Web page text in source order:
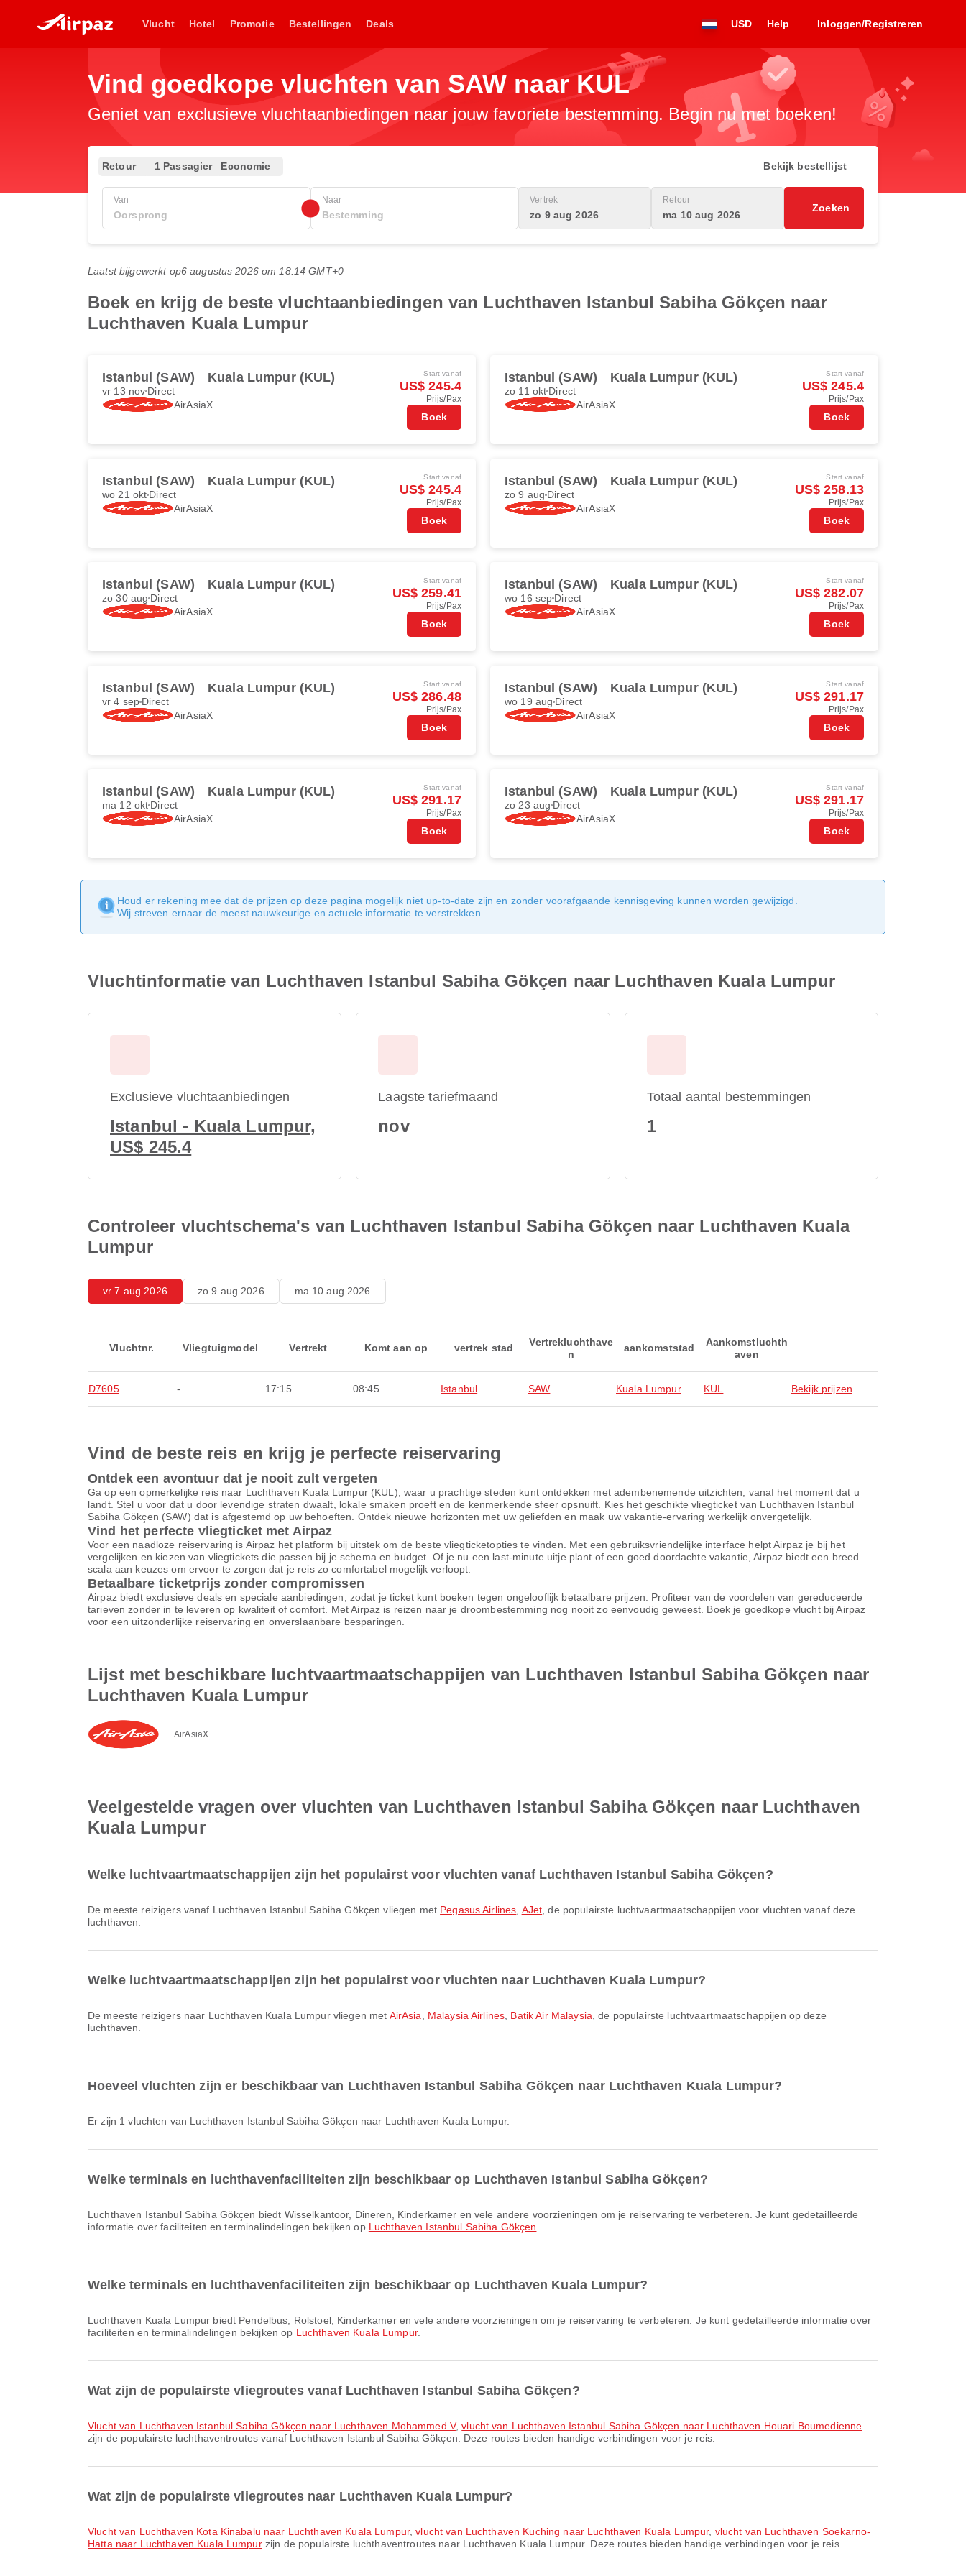
Vlucht Hotel Promotie Bestellingen Deals USD Help Inloggen/Registreren
Vind goedkope vluchten van SAW naar KUL
Geniet van exclusieve vluchtaanbiedingen naar jouw favoriete bestemming. Begin nu met boeken!
Retour 1 Passagier Economie Bekijk bestellijst
Van Naar Vertrek
zo 9 aug 2026
Retour
ma 10 aug 2026
Zoeken
Laatst bijgewerkt op6 augustus 2026 om 18:14 GMT+0
Boek en krijg de beste vluchtaanbiedingen van Luchthaven Istanbul Sabiha Gökçen naar
Luchthaven Kuala Lumpur
Istanbul (SAW) Kuala Lumpur (KUL)
vr 13 nov Direct
AirAsiaX
Start vanaf
US$ 245.4
Prijs/Pax
Boek
Istanbul (SAW) Kuala Lumpur (KUL)
zo 11 okt Direct
AirAsiaX
Start vanaf
US$ 245.4
Prijs/Pax
Boek
Istanbul (SAW) Kuala Lumpur (KUL)
wo 21 okt Direct
AirAsiaX
Start vanaf
US$ 245.4
Prijs/Pax
Boek
Istanbul (SAW) Kuala Lumpur (KUL)
zo 9 aug Direct
AirAsiaX
Start vanaf
US$ 258.13
Prijs/Pax
Boek
Istanbul (SAW) Kuala Lumpur (KUL)
zo 30 aug Direct
AirAsiaX
Start vanaf
US$ 259.41
Prijs/Pax
Boek
Istanbul (SAW) Kuala Lumpur (KUL)
wo 16 sep Direct
AirAsiaX
Start vanaf
US$ 282.07
Prijs/Pax
Boek
Istanbul (SAW) Kuala Lumpur (KUL)
vr 4 sep Direct
AirAsiaX
Start vanaf
US$ 286.48
Prijs/Pax
Boek
Istanbul (SAW) Kuala Lumpur (KUL)
wo 19 aug Direct
AirAsiaX
Start vanaf
US$ 291.17
Prijs/Pax
Boek
Istanbul (SAW) Kuala Lumpur (KUL)
ma 12 okt Direct
AirAsiaX
Start vanaf
US$ 291.17
Prijs/Pax
Boek
Istanbul (SAW) Kuala Lumpur (KUL)
zo 23 aug Direct
AirAsiaX
Start vanaf
US$ 291.17
Prijs/Pax
Boek
Houd er rekening mee dat de prijzen op deze pagina mogelijk niet up-to-date zijn en zonder voorafgaande kennisgeving kunnen worden gewijzigd.
Wij streven ernaar de meest nauwkeurige en actuele informatie te verstrekken.
Vluchtinformatie van Luchthaven Istanbul Sabiha Gökçen naar Luchthaven Kuala Lumpur
Exclusieve vluchtaanbiedingen
Istanbul - Kuala Lumpur,
US$ 245.4
Laagste tariefmaand
nov
Totaal aantal bestemmingen
1
Controleer vluchtschema's van Luchthaven Istanbul Sabiha Gökçen naar Luchthaven Kuala
Lumpur
vr 7 aug 2026 zo 9 aug 2026 ma 10 aug 2026
Vluchtnr. Vliegtuigmodel Vertrekt Komt aan op vertrek stad
Vertrekluchthave
n
aankomststad
Aankomstluchth
aven
D7605 - 17:15 08:45 Istanbul SAW Kuala Lumpur KUL Bekijk prijzen
Vind de beste reis en krijg je perfecte reiservaring
Ontdek een avontuur dat je nooit zult vergeten
Ga op een opmerkelijke reis naar Luchthaven Kuala Lumpur (KUL), waar u prachtige steden kunt ontdekken met adembenemende uitzichten, vanaf het moment dat u
landt. Stel u voor dat u door levendige straten dwaalt, lokale smaken proeft en de kenmerkende sfeer opsnuift. Kies het geschikte vliegticket van Luchthaven Istanbul
Sabiha Gökçen (SAW) dat is afgestemd op uw behoeften. Ontdek nieuwe horizonten met uw geliefden en maak uw vakantie-ervaring werkelijk onvergetelijk.
Vind het perfecte vliegticket met Airpaz
Voor een naadloze reiservaring is Airpaz het platform bij uitstek om de beste vliegticketopties te vinden. Met een gebruiksvriendelijke interface helpt Airpaz je bij het
vergelijken en kiezen van vliegtickets die passen bij je schema en budget. Of je nu een last-minute uitje plant of een goed doordachte vakantie, Airpaz biedt een breed
scala aan keuzes om ervoor te zorgen dat je reis zo comfortabel mogelijk verloopt.
Betaalbare ticketprijs zonder compromissen
Airpaz biedt exclusieve deals en speciale aanbiedingen, zodat je ticket kunt boeken tegen ongelooflijk betaalbare prijzen. Profiteer van de voordelen van gereduceerde
tarieven zonder in te leveren op kwaliteit of comfort. Met Airpaz is reizen naar je droombestemming nog nooit zo eenvoudig geweest. Boek je goedkope vlucht bij Airpaz
voor een uitzonderlijke reiservaring en onverslaanbare besparingen.
Lijst met beschikbare luchtvaartmaatschappijen van Luchthaven Istanbul Sabiha Gökçen naar
Luchthaven Kuala Lumpur
AirAsiaX
Veelgestelde vragen over vluchten van Luchthaven Istanbul Sabiha Gökçen naar Luchthaven
Kuala Lumpur
Welke luchtvaartmaatschappijen zijn het populairst voor vluchten vanaf Luchthaven Istanbul Sabiha Gökçen?
De meeste reizigers vanaf Luchthaven Istanbul Sabiha Gökçen vliegen met Pegasus Airlines AJet , de populairste luchtvaartmaatschappijen voor vluchten vanaf deze
luchthaven.
Welke luchtvaartmaatschappijen zijn het populairst voor vluchten naar Luchthaven Kuala Lumpur?
De meeste reizigers naar Luchthaven Kuala Lumpur vliegen met AirAsia Malaysia Airlines Batik Air Malaysia , de populairste luchtvaartmaatschappijen op deze
luchthaven.
Hoeveel vluchten zijn er beschikbaar van Luchthaven Istanbul Sabiha Gökçen naar Luchthaven Kuala Lumpur?
Er zijn 1 vluchten van Luchthaven Istanbul Sabiha Gökçen naar Luchthaven Kuala Lumpur.
Welke terminals en luchthavenfaciliteiten zijn beschikbaar op Luchthaven Istanbul Sabiha Gökçen?
Luchthaven Istanbul Sabiha Gökçen biedt Wisselkantoor, Dineren, Kinderkamer en vele andere voorzieningen om je reiservaring te verbeteren. Je kunt gedetailleerde
informatie over faciliteiten en terminalindelingen bekijken op Luchthaven Istanbul Sabiha Gökçen
Welke terminals en luchthavenfaciliteiten zijn beschikbaar op Luchthaven Kuala Lumpur?
Luchthaven Kuala Lumpur biedt Pendelbus, Rolstoel, Kinderkamer en vele andere voorzieningen om je reiservaring te verbeteren. Je kunt gedetailleerde informatie over
faciliteiten en terminalindelingen bekijken op Luchthaven Kuala Lumpur.
Wat zijn de populairste vliegroutes vanaf Luchthaven Istanbul Sabiha Gökçen?
vlucht van Luchthaven Istanbul Sabiha Gökçen naar Luchthaven Mohammed V,vlucht van Luchthaven Istanbul Sabiha Gökçen naar Luchthaven Houari Boumedienne
zijn de populairste luchthaventroutes vanaf Luchthaven Istanbul Sabiha Gökçen. Deze routes bieden handige verbindingen voor je reis.
Wat zijn de populairste vliegroutes naar Luchthaven Kuala Lumpur?
vlucht van Luchthaven Kota Kinabalu naar Luchthaven Kuala Lumpur,vlucht van Luchthaven Kuching naar Luchthaven Kuala Lumpur, vlucht van Luchthaven Soekarno-
Hatta naar Luchthaven Kuala Lumpurzijn de populairste luchthaventroutes naar Luchthaven Kuala Lumpur. Deze routes bieden handige verbindingen voor je reis.